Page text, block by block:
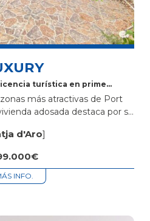
turística en primera
más atractivas de Port
adosada destaca por su
turística...
d'Aro]
INFO.